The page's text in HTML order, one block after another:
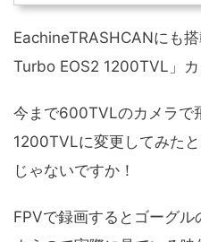
EachineTRASHCANにも
Turbo EOS2 1200TVL」カ
今まで600TVLのカメラで
1200TVLに変更してみた
じゃないですか！
FPVで録画するとゴーグル